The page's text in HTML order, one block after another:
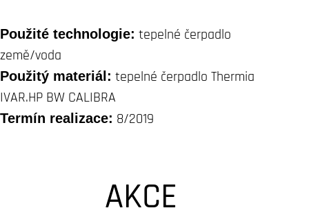
Použité technologie: tepelné čerpadlo
země/voda
Použitý materiál: tepelné čerpadlo Thermia
IVAR.HP BW CALIBRA
Termín realizace: 8/2019
AKCE